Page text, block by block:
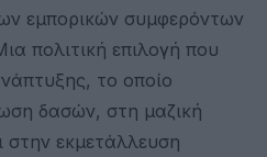
εμπορικών συμφερόντων
πολιτική επιλογή που
το οποίο
δασών, στη μαζική
στην εκμετάλλευση